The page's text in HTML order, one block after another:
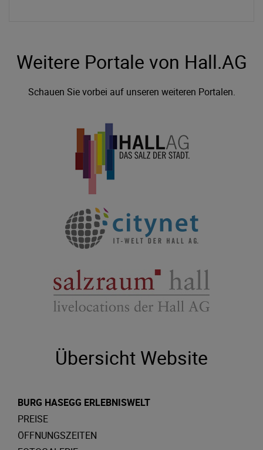
Weitere Portale von Hall.AG
Schauen Sie vorbei auf unseren weiteren Portalen.
Übersicht Website
BURG HASEGG ERLEBNISWELT
PREISE
ÖFFNUNGSZEITEN